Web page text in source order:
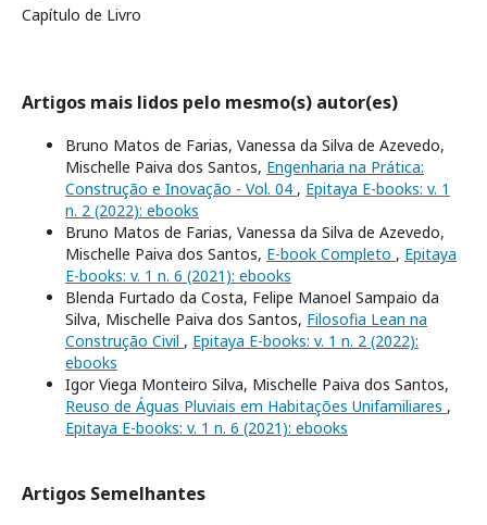
Capítulo de Livro
Artigos mais lidos pelo mesmo(s) autor(es)
Bruno Matos de Farias, Vanessa da Silva de Azevedo,
Mischelle Paiva dos Santos, Engenharia na Prática:
Construção e Inovação - Vol. 04 , Epitaya E-books: v. 1
n. 2 (2022): ebooks
Bruno Matos de Farias, Vanessa da Silva de Azevedo,
Mischelle Paiva dos Santos, E-book Completo , Epitaya
E-books: v. 1 n. 6 (2021): ebooks
Blenda Furtado da Costa, Felipe Manoel Sampaio da
Silva, Mischelle Paiva dos Santos, Filosofia Lean na
Construção Civil , Epitaya E-books: v. 1 n. 2 (2022):
ebooks
Igor Viega Monteiro Silva, Mischelle Paiva dos Santos,
Reuso de Águas Pluviais em Habitações Unifamiliares ,
Epitaya E-books: v. 1 n. 6 (2021): ebooks
Artigos Semelhantes